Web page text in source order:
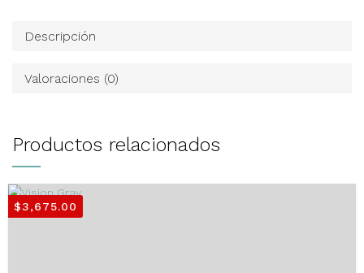
Descripción
Valoraciones (0)
Productos relacionados
$3,675.00